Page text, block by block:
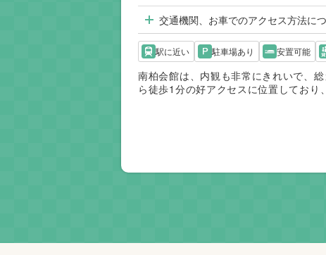
交通機関、お車でのアクセス方法に
駅に近い 駐車場あり 安置可能
南柏会館は、内観も非常にきれいで、
ら徒歩1分の好アクセスに位置してお